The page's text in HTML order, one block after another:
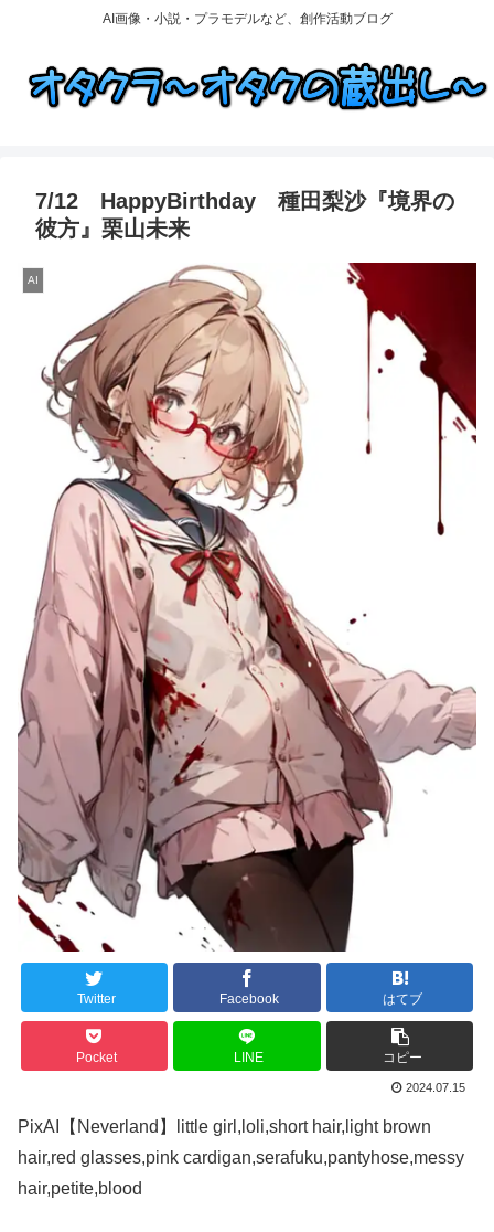
AI画像・小説・プラモデルなど、創作活動ブログ
7/12 HappyBirthday 種田梨沙『境界の
彼方』栗山未来
AI
Twitter Facebook はてブ
Pocket LINE コピー
2024.07.15
PixAI【Neverland】little girl,loli,short hair,light brown
hair,red glasses,pink cardigan,serafuku,pantyhose,messy
hair,petite,blood